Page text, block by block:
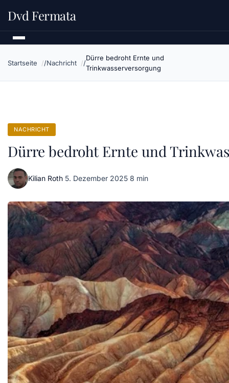
Dvd Fermata
Startseite Nachricht
Dürre bedroht Ernte und
Trinkwasserversorgung
NACHRICHT
Dürre bedroht Ernte und
Kilian Roth·5. Dezember 2025·8 min